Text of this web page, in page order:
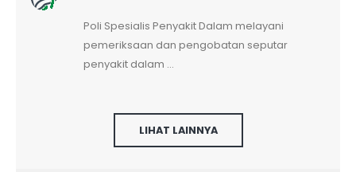
Poli Spesialis Penyakit Dalam melayani
pemeriksaan dan pengobatan seputar
penyakit dalam ...
LIHAT LAINNYA